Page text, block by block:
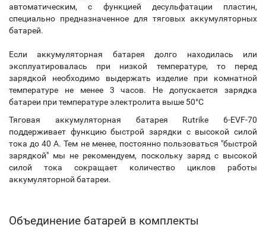
автоматическим, с функцией десульфатации пластин,
специально предназначенное для тяговых аккумуляторных
батарей.
Если аккумуляторная батарея долго находилась или
эксплуатировалась при низкой температуре, то перед
зарядкой необходимо выдержать изделие при комнатной
температуре не менее 3 часов. Не допускается зарядка
батареи при температуре электролита выше 50°С
Тяговая аккумуляторная батарея Rutrike 6-EVF-70
поддерживает функцию быстрой зарядки с высокой силой
тока до 40 А. Тем не менее, постоянно пользоваться "быстрой
зарядкой" мы не рекомендуем, поскольку заряд с высокой
силой тока сокращает количество циклов работы
аккумуляторной батареи.
Объединение батарей в комплекты